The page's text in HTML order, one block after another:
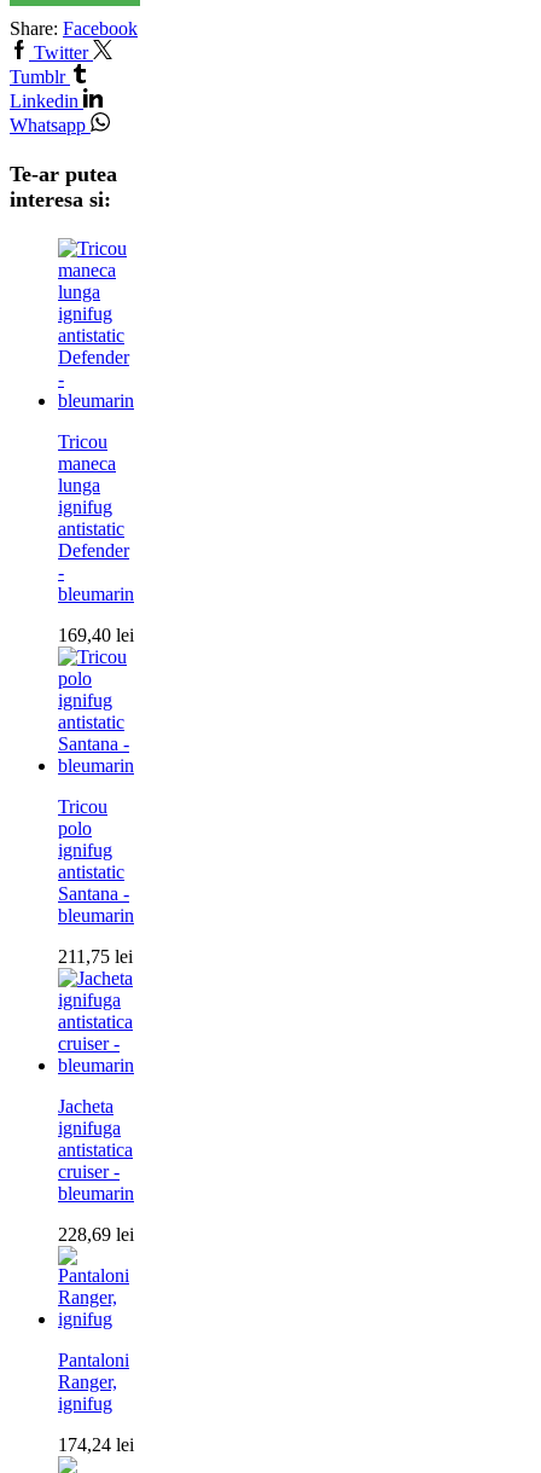
Share: Facebook
Twitter
Tumblr
Linkedin
Whatsapp
Te-ar putea
interesa si:
Tricou
maneca
lunga
ignifug
antistatic
Defender
-
bleumarin
169,40 lei
Tricou
polo
ignifug
antistatic
Santana -
bleumarin
211,75 lei
Jacheta
ignifuga
antistatica
cruiser -
bleumarin
228,69 lei
Pantaloni
Ranger,
ignifug
174,24 lei